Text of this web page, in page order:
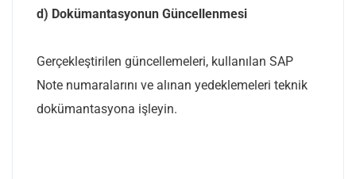
d) Dokümantasyonun Güncellenmesi
Gerçekleştirilen güncellemeleri, kullanılan SAP
Note numaralarını ve alınan yedeklemeleri teknik
dokümantasyona işleyin.